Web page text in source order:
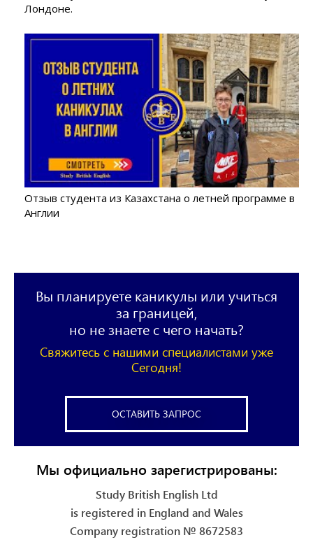
Лондоне.
Отзыв студента из Казахстана о летней программе в
Англии
Вы планируете каникулы или учиться
за границей,
но не знаете с чего начать?
Свяжитесь с нашими специалистами уже
Сегодня!
ОСТАВИТЬ ЗАПРОС
Мы официально зарегистрированы:
Study British English Ltd
is registered in England and Wales
Company registration № 8672583